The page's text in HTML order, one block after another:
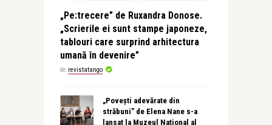
„Pe:trecere” de Ruxandra Donose.
„Scrierile ei sunt stampe japoneze,
tablouri care surprind arhitectura
umană în devenire”
de revistatango
„Povești adevărate din
străbuni” de Elena Nane s-a
lansat la Muzeul Național al